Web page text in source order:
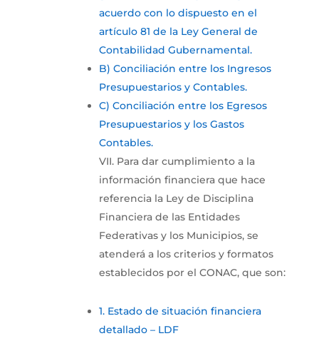
acuerdo con lo dispuesto en el
artículo 81 de la Ley General de
Contabilidad Gubernamental.
B) Conciliación entre los Ingresos
Presupuestarios y Contables.
C) Conciliación entre los Egresos
Presupuestarios y los Gastos
Contables.
VII. Para dar cumplimiento a la
información financiera que hace
referencia la Ley de Disciplina
Financiera de las Entidades
Federativas y los Municipios, se
atenderá a los criterios y formatos
establecidos por el CONAC, que son:
1. Estado de situación financiera
detallado – LDF